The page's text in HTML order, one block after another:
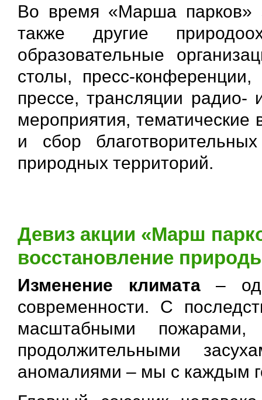
Во время «Марша парков»
также другие
образовательные
столы, пресс-
прессе, трансляции радио-
мероприятия,
и сбор
природных территорий.
Девиз акции «Марш
восстановление
Изменение климата–
современности. С
масштабными пожарами,
продолжительными
аномалиями – мы с каждым